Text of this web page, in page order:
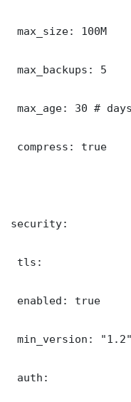
max_size: 100M
max_backups: 5
max_age: 30 # days
compress: true
security:
tls:
enabled: true
min_version: "1.2"
auth: